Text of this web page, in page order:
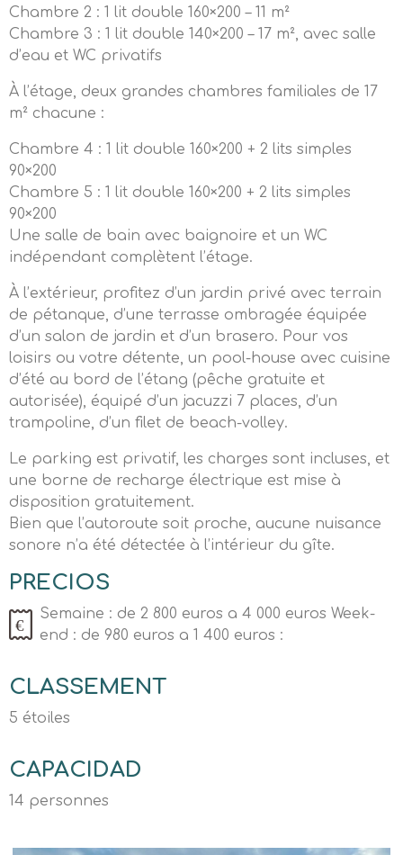
Chambre 2 : 1 lit double 160×200 – 11 m²
Chambre 3 : 1 lit double 140×200 – 17 m², avec salle
d’eau et WC privatifs
À l’étage, deux grandes chambres familiales de 17
m² chacune :
Chambre 4 : 1 lit double 160×200 + 2 lits simples
90×200
Chambre 5 : 1 lit double 160×200 + 2 lits simples
90×200
Une salle de bain avec baignoire et un WC
indépendant complètent l’étage.
À l’extérieur, profitez d’un jardin privé avec terrain
de pétanque, d’une terrasse ombragée équipée
d’un salon de jardin et d’un brasero. Pour vos
loisirs ou votre détente, un pool-house avec cuisine
d’été au bord de l’étang (pêche gratuite et
autorisée), équipé d’un jacuzzi 7 places, d’un
trampoline, d’un filet de beach-volley.
Le parking est privatif, les charges sont incluses, et
une borne de recharge électrique est mise à
disposition gratuitement.
Bien que l’autoroute soit proche, aucune nuisance
sonore n’a été détectée à l’intérieur du gîte.
PRECIOS
Semaine : de 2 800 euros a 4 000 euros Week-
end : de 980 euros a 1 400 euros :
CLASSEMENT
5 étoiles
CAPACIDAD
14 personnes